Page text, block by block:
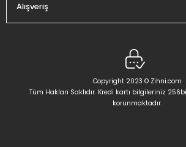
Alışveriş
Copyright 2023 © Zihni.com
Tüm Hakları Saklıdır. Kredi kartı bilgileriniz
korunmaktadır.